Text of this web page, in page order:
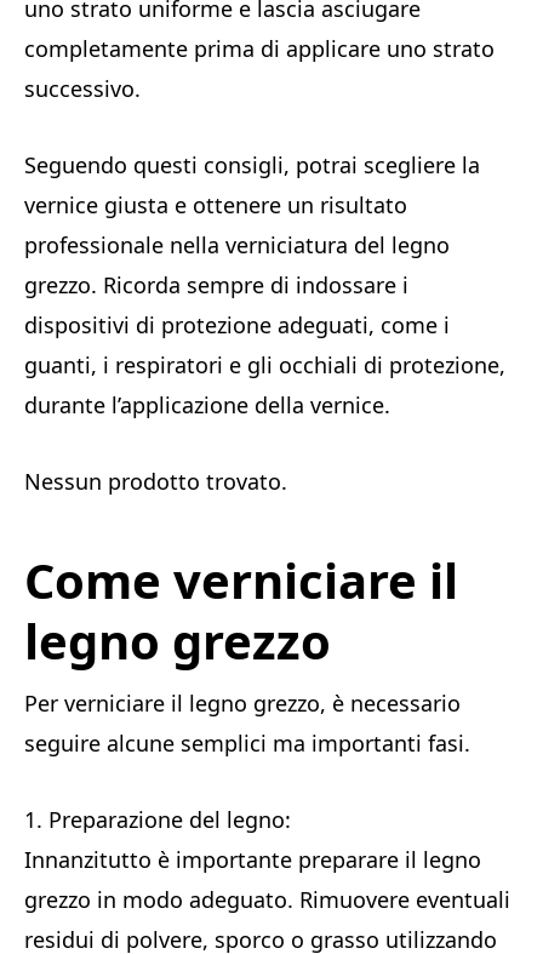
uno strato uniforme e lascia asciugare
completamente prima di applicare uno strato
successivo.
Seguendo questi consigli, potrai scegliere la
vernice giusta e ottenere un risultato
professionale nella verniciatura del legno
grezzo. Ricorda sempre di indossare i
dispositivi di protezione adeguati, come i
guanti, i respiratori e gli occhiali di protezione,
durante l’applicazione della vernice.
Nessun prodotto trovato.
Come verniciare il
legno grezzo
Per verniciare il legno grezzo, è necessario
seguire alcune semplici ma importanti fasi.
1. Preparazione del legno:
Innanzitutto è importante preparare il legno
grezzo in modo adeguato. Rimuovere eventuali
residui di polvere, sporco o grasso utilizzando